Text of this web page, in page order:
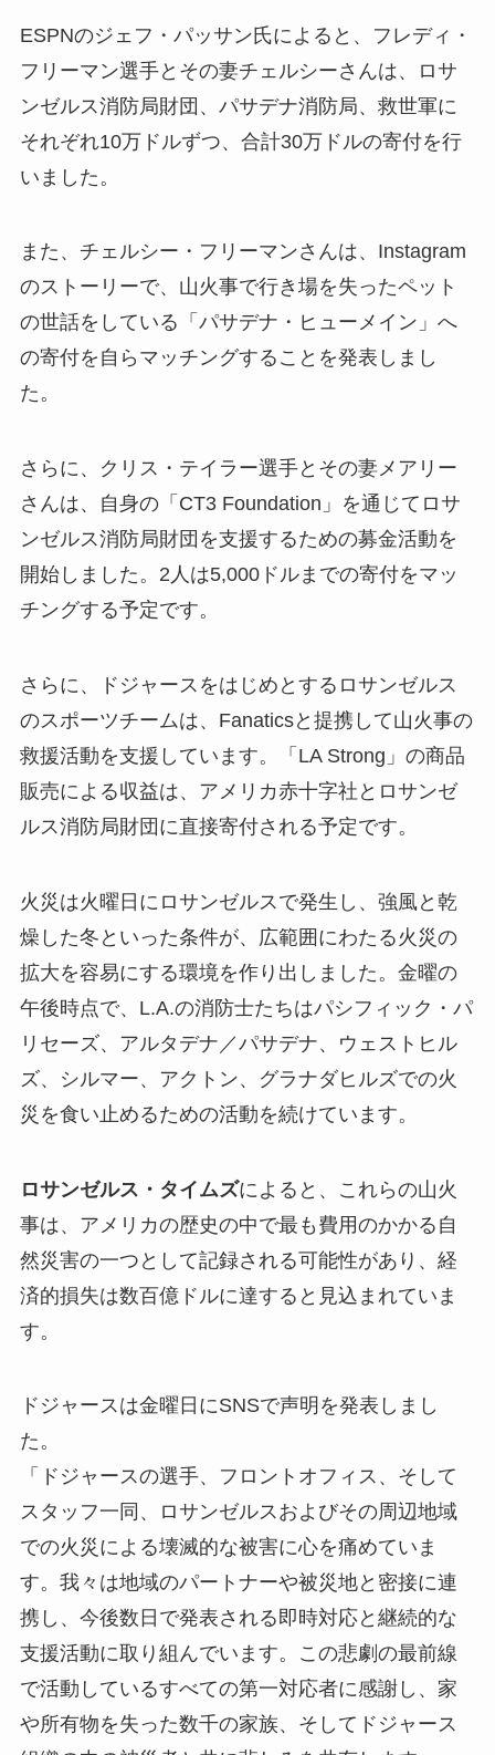
ESPNのジェフ・パッサン氏によると、フレディ・
フリーマン選手とその妻チェルシーさんは、ロサ
ンゼルス消防局財団、パサデナ消防局、救世軍に
それぞれ10万ドルずつ、合計30万ドルの寄付を行
いました。
また、チェルシー・フリーマンさんは、Instagram
のストーリーで、山火事で行き場を失ったペット
の世話をしている「パサデナ・ヒューメイン」へ
の寄付を自らマッチングすることを発表しまし
た。
さらに、クリス・テイラー選手とその妻メアリー
さんは、自身の「CT3 Foundation」を通じてロサ
ンゼルス消防局財団を支援するための募金活動を
開始しました。2人は5,000ドルまでの寄付をマッ
チングする予定です。
さらに、ドジャースをはじめとするロサンゼルス
のスポーツチームは、Fanaticsと提携して山火事の
救援活動を支援しています。「LA Strong」の商品
販売による収益は、アメリカ赤十字社とロサンゼ
ルス消防局財団に直接寄付される予定です。
火災は火曜日にロサンゼルスで発生し、強風と乾
燥した冬といった条件が、広範囲にわたる火災の
拡大を容易にする環境を作り出しました。金曜の
午後時点で、L.A.の消防士たちはパシフィック・パ
リセーズ、アルタデナ／パサデナ、ウェストヒル
ズ、シルマー、アクトン、グラナダヒルズでの火
災を食い止めるための活動を続けています。
ロサンゼルス・タイムズによると、これらの山火
事は、アメリカの歴史の中で最も費用のかかる自
然災害の一つとして記録される可能性があり、経
済的損失は数百億ドルに達すると見込まれていま
す。
ドジャースは金曜日にSNSで声明を発表しまし
た。
「ドジャースの選手、フロントオフィス、そして
スタッフ一同、ロサンゼルスおよびその周辺地域
での火災による壊滅的な被害に心を痛めていま
す。我々は地域のパートナーや被災地と密接に連
携し、今後数日で発表される即時対応と継続的な
支援活動に取り組んでいます。この悲劇の最前線
で活動しているすべての第一対応者に感謝し、家
や所有物を失った数千の家族、そしてドジャース